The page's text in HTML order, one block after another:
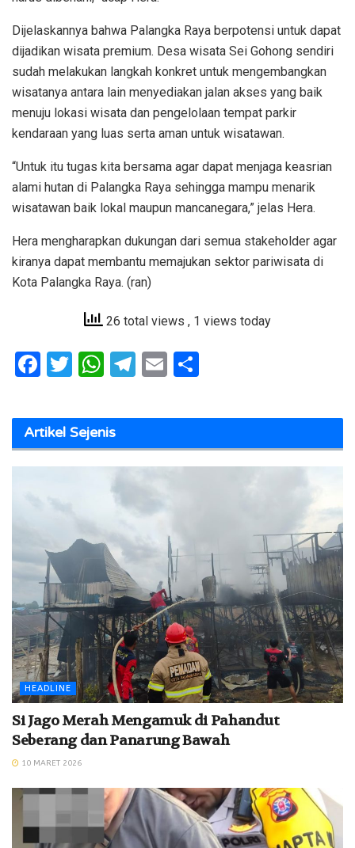
Dijelaskannya bahwa Palangka Raya berpotensi untuk dapat
dijadikan wisata premium. Desa wisata Sei Gohong sendiri
sudah melakukan langkah konkret untuk mengembangkan
wisatanya antara lain menyediakan jalan akses yang baik
menuju lokasi wisata dan pengelolaan tempat parkir
kendaraan yang luas serta aman untuk wisatawan.
“Untuk itu tugas kita bersama agar dapat menjaga keasrian
alami hutan di Palangka Raya sehingga mampu menarik
wisatawan baik lokal maupun mancanegara,” jelas Hera.
Hera mengharapkan dukungan dari semua stakeholder agar
kiranya dapat membantu memajukan sektor pariwisata di
Kota Palangka Raya. (ran)
26 total views , 1 views today
F
ce
b
o
T
it
te
r
W
at
s
A
p
T
e
a
m
E
ai ar
Artikel Sejenis
HEADLINE
Si Jago Merah Mengamuk di Pahandut
Seberang dan Panarung Bawah
10 MARET 2026